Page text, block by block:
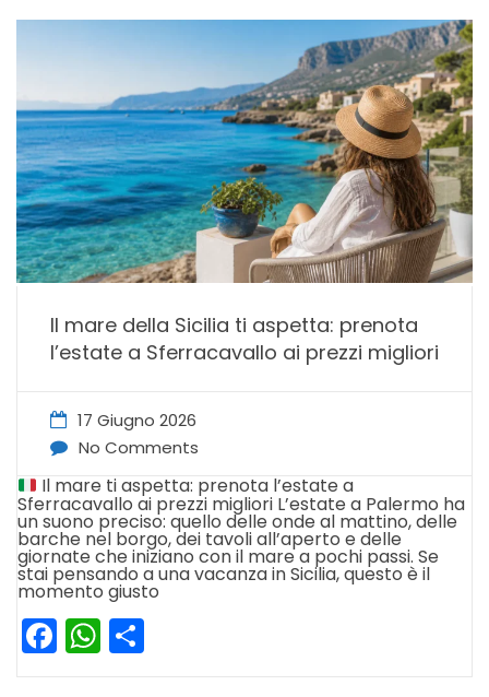
Il mare della Sicilia ti aspetta: prenota
l’estate a Sferracavallo ai prezzi migliori
17 Giugno 2026
No Comments
Il mare ti aspetta: prenota l’estate a
Sferracavallo ai prezzi migliori L’estate a Palermo ha
un suono preciso: quello delle onde al mattino, delle
barche nel borgo, dei tavoli all’aperto e delle
giornate che iniziano con il mare a pochi passi. Se
stai pensando a una vacanza in Sicilia, questo è il
momento giusto
Facebook
WhatsApp